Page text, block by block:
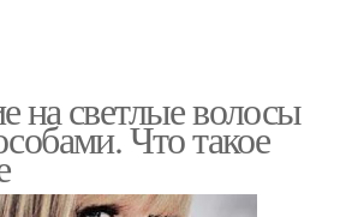
на светлые волосы
Что такое